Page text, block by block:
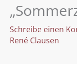
Schreibe einen
René Clausen